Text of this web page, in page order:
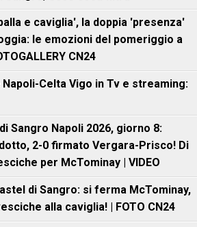
e caviglia', la doppia 'presenza'
le emozioni del pomeriggio a
CN24
Celta Vigo in Tv e streaming:
Sangro Napoli 2026, giorno 8:
2-0 firmato Vergara-Prisco! Di
per McTominay | VIDEO
di Sangro: si ferma McTominay,
alla caviglia! | FOTO CN24